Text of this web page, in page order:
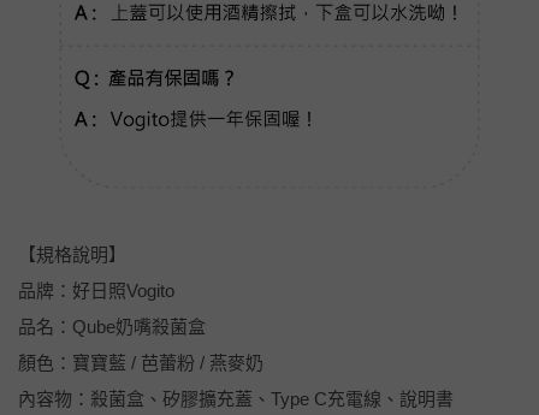
【規格說明】
品牌：好日照Vogito
品名：Qube奶嘴殺菌盒
顏色：寶寶藍 / 芭蕾粉 / 燕麥奶
內容物：殺菌盒、矽膠擴充蓋、Type C充電線、說明書